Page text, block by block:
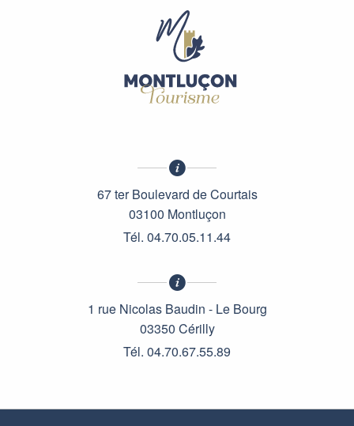
67 ter Boulevard de Courtais
03100 Montluçon
Tél. 04.70.05.11.44
1 rue Nicolas Baudin - Le Bourg
03350 Cérilly
Tél. 04.70.67.55.89